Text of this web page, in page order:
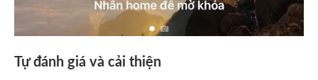
Tự đánh giá và cải thiện